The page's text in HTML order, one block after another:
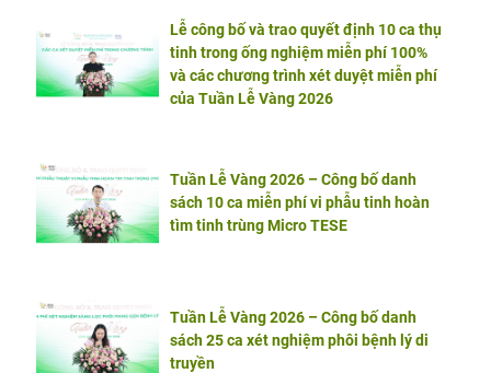
Lễ công bố và trao quyết định 10 ca thụ
tinh trong ống nghiệm miễn phí 100%
và các chương trình xét duyệt miễn phí
của Tuần Lễ Vàng 2026
Tuần Lễ Vàng 2026 – Công bố danh
sách 10 ca miễn phí vi phẫu tinh hoàn
tìm tinh trùng Micro TESE
Tuần Lễ Vàng 2026 – Công bố danh
sách 25 ca xét nghiệm phôi bệnh lý di
truyền